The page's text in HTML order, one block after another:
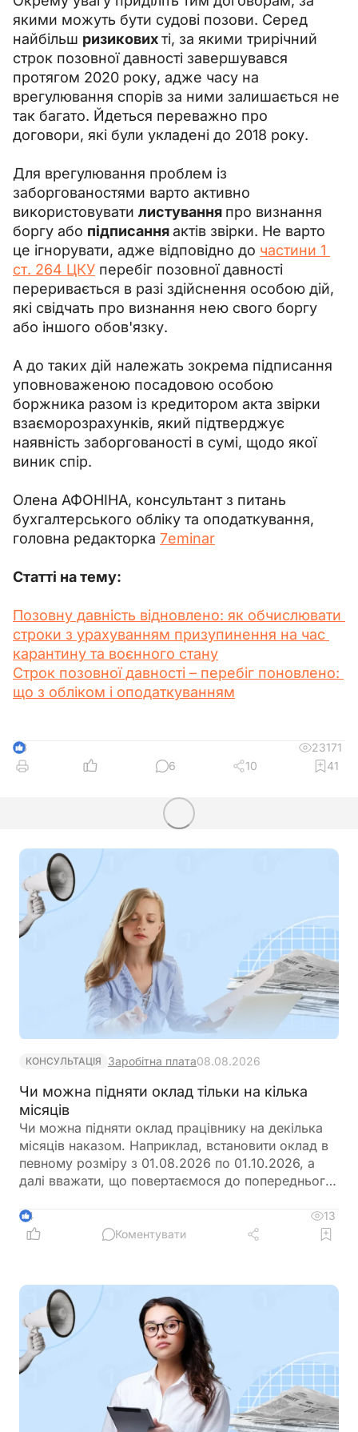
якими можуть бути судові позови. Серед
найбільш ризикових ті, за якими трирічний
строк позовної давності завершувався
протягом 2020 року, адже часу на
врегулювання спорів за ними залишається не
так багато. Йдеться переважно про
договори, які були укладені до 2018 року.
Для врегулювання проблем із
заборгованостями варто активно
використовувати листування про визнання
боргу або підписання актів звірки. Не варто
це ігнорувати, адже відповідно до частини 1
ст. 264 ЦКУ перебіг позовної давності
переривається в разі здійснення особою дій,
які свідчать про визнання нею свого боргу
або іншого обов'язку.
А до таких дій належать зокрема підписання
уповноваженою посадовою особою
боржника разом із кредитором акта звірки
взаєморозрахунків, який підтверджує
наявність заборгованості в сумі, щодо якої
виник спір.
Олена АФОНІНА, консультант з питань
бухгалтерського обліку та оподаткування,
головна редакторка 7eminar
Статті на тему:
Позовну давність відновлено: як обчислювати
строки з урахуванням призупинення на час
карантину та воєнного стану
Строк позовної давності – перебіг поновлено:
що з обліком і оподаткуванням
3
23171
6
10 41
КОНСУЛЬТАЦІЯ Заробітна плата08.08.2026
Чи можна підняти оклад тільки на кілька
місяців
Чи можна підняти оклад працівнику на декілька
місяців наказом. Наприклад, встановити оклад в
певному розміру з 01.08.2026 по 01.10.2026, а
далі вважати, що повертаємося до попереднього
4
13
Коментувати